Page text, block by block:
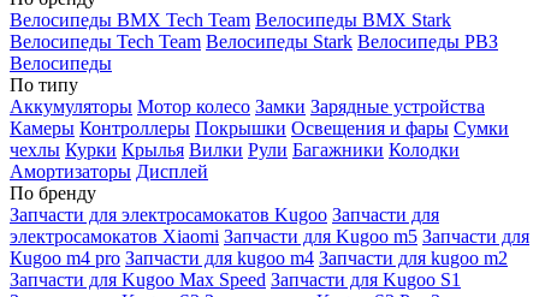
Велосипеды BMX Tech Team Велосипеды BMX Stark
Велосипеды Tech Team Велосипеды Stark Велосипеды РВЗ
Велосипеды
По типу
Аккумуляторы Мотор колесо Замки Зарядные устройства
Камеры Контроллеры Покрышки Освещения и фары Сумки
чехлы Курки Крылья Вилки Рули Багажники Колодки
Амортизаторы Дисплей
По бренду
Запчасти для электросамокатов Kugoo Запчасти для
электросамокатов Xiaomi Запчасти для Kugoo m5 Запчасти для
Кugoo m4 pro Запчасти для kugoo m4 Запчасти для kugoo m2
Запчасти для Kugoo Max Speed Запчасти для Kugoo S1